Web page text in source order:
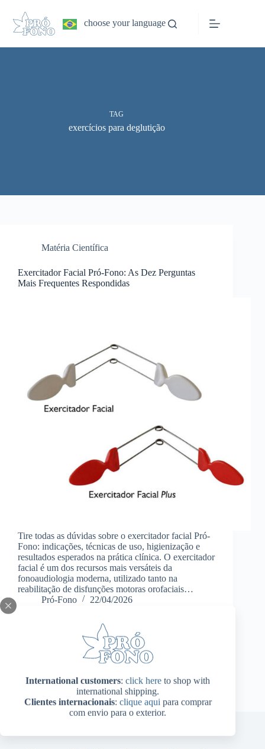
conteúdo
International customers: click here to shop with
international shipping.
Clientes internacionais: clique aqui para comprar
com envio para o exterior.
choose your language
TAG
exercícios para deglutição
Matéria Científica
Exercitador Facial Pró-Fono: As Dez Perguntas
Mais Frequentes Respondidas
Tire todas as dúvidas sobre o exercitador facial Pró-
Fono: indicações, técnicas de uso, higienização e
resultados esperados na prática clínica. O exercitador
facial é um dos recursos mais versáteis da
fonoaudiologia moderna, utilizado tanto na
reabilitação de disfunções motoras orofaciais…
Pró-Fono
22/04/2026